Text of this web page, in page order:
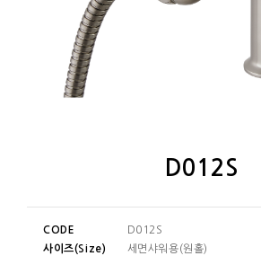
D012S
CODE
D012S
사이즈(Size)
세면샤워용(원홀)